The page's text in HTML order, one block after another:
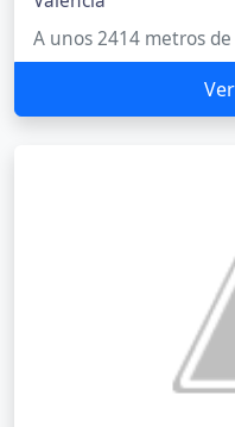
A unos 2414 metros